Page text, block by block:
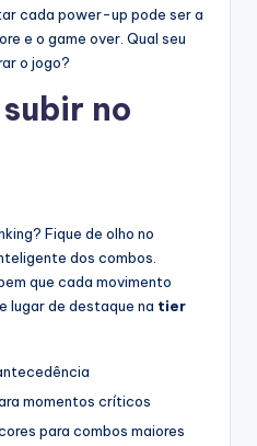
cada power-up pode ser a
e o game over. Qual seu
o jogo?
no
Fique de olho no
dos combos.
que cada movimento
lugar de destaque na tier
momentos críticos
para combos maiores